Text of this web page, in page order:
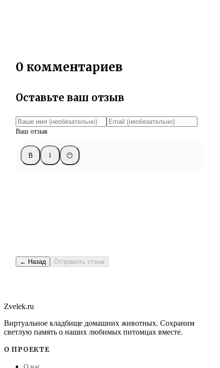
0 комментариев
Оставьте ваш отзыв
Ваш отзыв
B I 😶
← Назад Отправить отзыв
Zvelek.ru
Виртуальное кладбище домашних животных. Сохраним
светлую память о наших любимых питомцах вместе.
О ПРОЕКТЕ